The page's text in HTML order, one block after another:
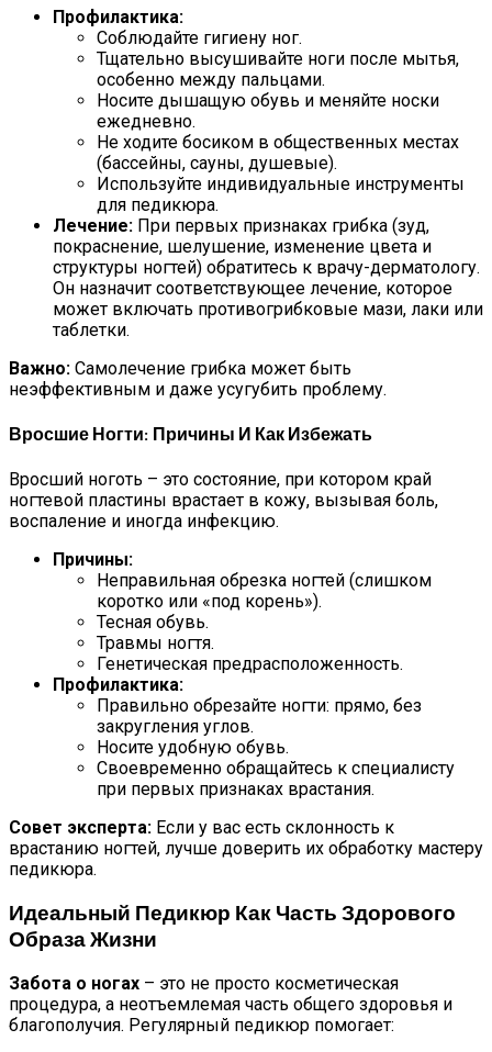
Профилактика:
Соблюдайте гигиену ног.
Тщательно высушивайте ноги после мытья,
особенно между пальцами.
Носите дышащую обувь и меняйте носки
ежедневно.
Не ходите босиком в общественных местах
(бассейны, сауны, душевые).
Используйте индивидуальные инструменты
для педикюра.
Лечение: При первых признаках грибка (зуд,
покраснение, шелушение, изменение цвета и
структуры ногтей) обратитесь к врачу-дерматологу.
Он назначит соответствующее лечение, которое
может включать противогрибковые мази, лаки или
таблетки.
Важно: Самолечение грибка может быть
неэффективным и даже усугубить проблему.
Вросшие Ногти: Причины И Как Избежать
Вросший ноготь – это состояние, при котором край
ногтевой пластины врастает в кожу, вызывая боль,
воспаление и иногда инфекцию.
Причины:
Неправильная обрезка ногтей (слишком
коротко или «под корень»).
Тесная обувь.
Травмы ногтя.
Генетическая предрасположенность.
Профилактика:
Правильно обрезайте ногти: прямо, без
закругления углов.
Носите удобную обувь.
Своевременно обращайтесь к специалисту
при первых признаках врастания.
Совет эксперта: Если у вас есть склонность к
врастанию ногтей, лучше доверить их обработку мастеру
педикюра.
Идеальный Педикюр Как Часть Здорового
Образа Жизни
Забота о ногах – это не просто косметическая
процедура, а неотъемлемая часть общего здоровья и
благополучия. Регулярный педикюр помогает: